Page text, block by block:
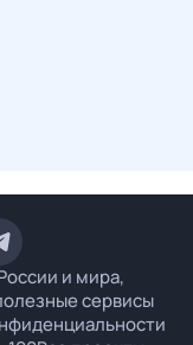
и мира,
сервисы